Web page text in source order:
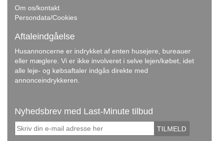
Om os/kontakt
Persondata/Cookies
Aftaleindgåelse
Husannoncerne er indrykket af enten husejere, bureauer
eller mæglere. Vi er ikke involveret i selve lejen/købet, idet
alle leje- og købsaftaler indgås direkte med
annonceindrykkeren.
Nyhedsbrev med Last-Minute tilbud
TILMELD